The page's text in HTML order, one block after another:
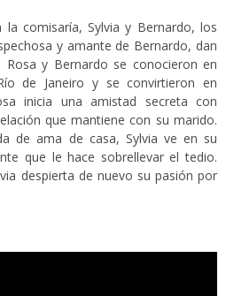
la comisaría, Sylvia y Bernardo, los
y amante de Bernardo, dan
y Bernardo se conocieron en
de Janeiro y se convirtieron en
inicia una amistad secreta con
que mantiene con su marido.
de ama de casa, Sylvia ve en su
que le hace sobrellevar el tedio.
despierta de nuevo su pasión por